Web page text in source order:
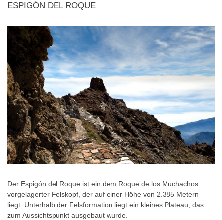
ESPIGÓN DEL ROQUE
Der Espigón del Roque ist ein dem Roque de los Muchachos
vorgelagerter Felskopf, der auf einer Höhe von 2.385 Metern
liegt. Unterhalb der Felsformation liegt ein kleines Plateau, das
zum Aussichtspunkt ausgebaut wurde.